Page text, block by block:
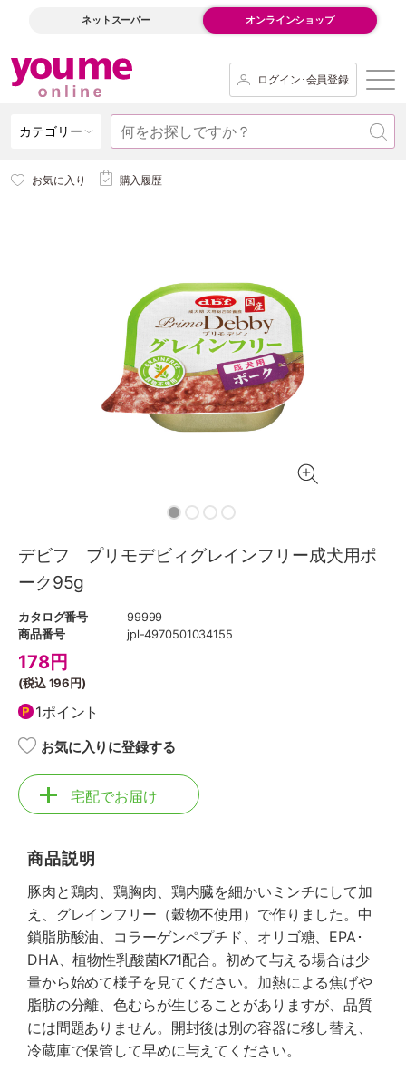
ネットスーパー オンラインショップ
ログイン･会員登録
カテゴリー
お気に入り 購入履歴
デビフ プリモデビィグレインフリー成犬用ポ
ーク95g
カタログ番号
99999
商品番号
jpl-4970501034155
178円
(税込196円)
1ポイント
お気に入りに登録する
宅配でお届け
商品説明
豚肉と鶏肉、鶏胸肉、鶏内臓を細かいミンチにして加
え、グレインフリー（穀物不使用）で作りました。中
鎖脂肪酸油、コラーゲンペプチド、オリゴ糖、EPA･
DHA、植物性乳酸菌K71配合。初めて与える場合は少
量から始めて様子を見てください。加熱による焦げや
脂肪の分離、色むらが生じることがありますが、品質
には問題ありません。開封後は別の容器に移し替え、
冷蔵庫で保管して早めに与えてください。